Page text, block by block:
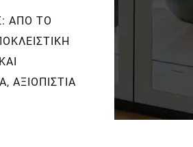
ΑΠΌ ΤΟ
ΑΞΙΟΠΙΣΤΊΑ